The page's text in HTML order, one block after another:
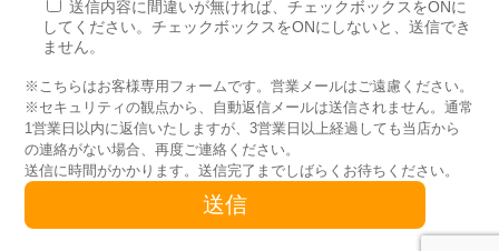
送信内容に間違いが無ければ、チェックボックスをONに
してください。チェックボックスをONにしないと、送信でき
ません。
※こちらはお客様専用フォームです。営業メールはご遠慮ください。
※セキュリティの観点から、自動返信メールは送信されません。通常
1営業日以内に返信いたしますが、3営業日以上経過しても当店から
の連絡がない場合、再度ご連絡ください。
送信に時間がかかります。送信完了までしばらくお待ちください。